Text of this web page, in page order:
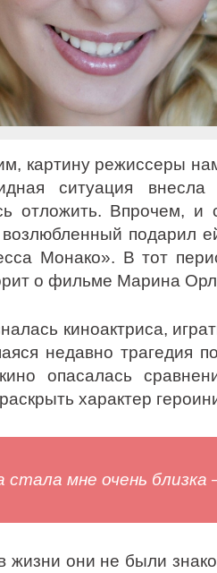
картину режиссеры
ситуация
отложить. Впрочем, и
подарил
Монако». В тот
о фильме Марина
киноактриса,
недавно трагедия
опасалась
характер
стала мне очень
жизни они не были